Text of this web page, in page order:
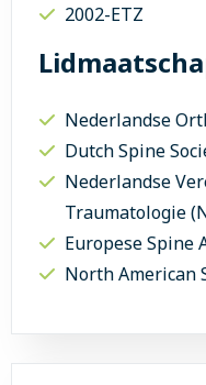
2002-ETZ
Nederlandse
Dutch Spine
Nederlandse
Traumatologie
Europese Spine
North American